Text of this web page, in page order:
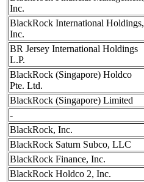
Inc.
BlackRock International Holdings,
Inc.
BR Jersey International Holdings
L.P.
BlackRock (Singapore) Holdco
Pte. Ltd.
BlackRock (Singapore) Limited
-
BlackRock, Inc.
BlackRock Saturn Subco, LLC
BlackRock Finance, Inc.
BlackRock Holdco 2, Inc.